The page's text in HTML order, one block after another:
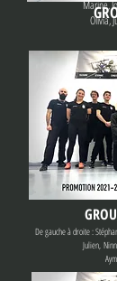
Marine,
Olivia,
De gauche à droite :
Julien,